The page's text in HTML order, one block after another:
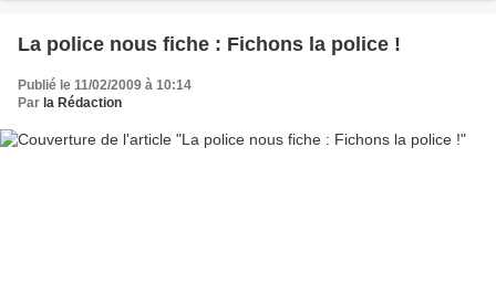
La police nous fiche : Fichons la police !
Publié le 11/02/2009 à 10:14
Par la Rédaction